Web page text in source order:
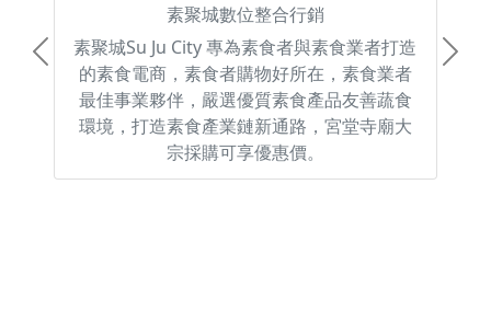
素聚城數位整合行銷
素聚城Su Ju City 專為素食者與素食業者打造
的素食電商，素食者購物好所在，素食業者
最佳事業夥伴，嚴選優質素食產品友善蔬食
環境，打造素食產業鏈新通路，宮堂寺廟大
宗採購可享優惠價。
Previous Next